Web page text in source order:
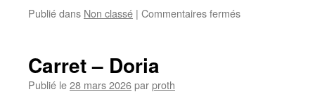
Publié dans Non classé | Commentaires ferméssur
Carret – Doria
Publié le28 mars 2026parproth